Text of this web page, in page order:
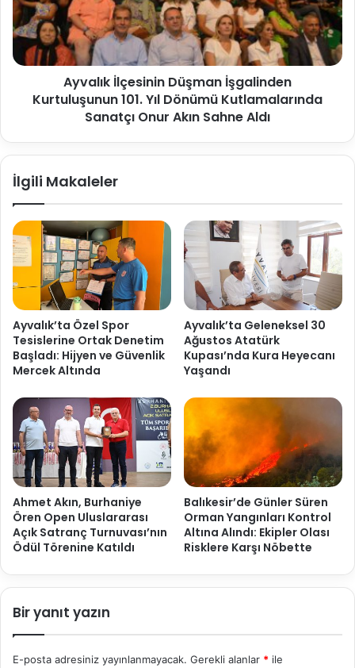
Ayvalık İlçesinin Düşman İşgalinden
Kurtuluşunun 101. Yıl Dönümü Kutlamalarında
Sanatçı Onur Akın Sahne Aldı
İlgili Makaleler
Ayvalık’ta Özel Spor
Tesislerine Ortak Denetim
Başladı: Hijyen ve Güvenlik
Mercek Altında
Ayvalık’ta Geleneksel 30
Ağustos Atatürk
Kupası’nda Kura Heyecanı
Yaşandı
Ahmet Akın, Burhaniye
Ören Open Uluslararası
Açık Satranç Turnuvası’nın
Ödül Törenine Katıldı
Balıkesir’de Günler Süren
Orman Yangınları Kontrol
Altına Alındı: Ekipler Olası
Risklere Karşı Nöbette
Bir yanıt yazın
E-posta adresiniz yayınlanmayacak. Gerekli alanlar * ile